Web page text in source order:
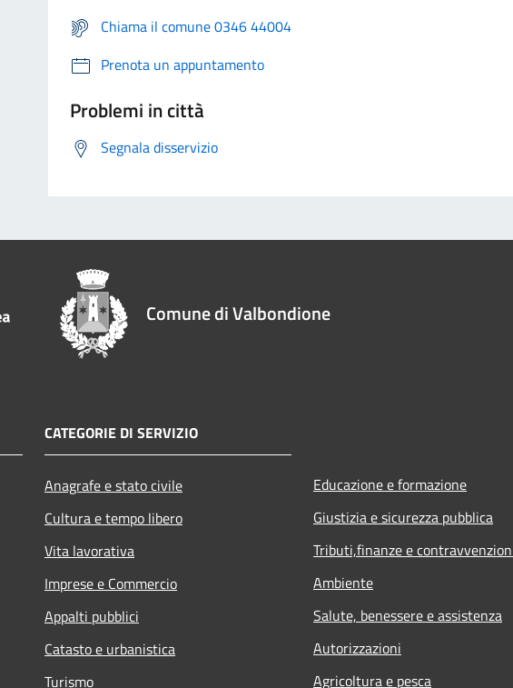
Chiama il comune 0346 44004
Prenota un appuntamento
Problemi in città
Segnala disservizio
Comune di Valbondione
CATEGORIE DI SERVIZIO
Anagrafe e stato civile
Cultura e tempo libero
Vita lavorativa
Imprese e Commercio
Appalti pubblici
Catasto e urbanistica
Turismo
Educazione e formazione
Giustizia e sicurezza pubblica
Tributi,finanze e
Ambiente
Salute, benessere e assistenza
Autorizzazioni
Agricoltura e pesca